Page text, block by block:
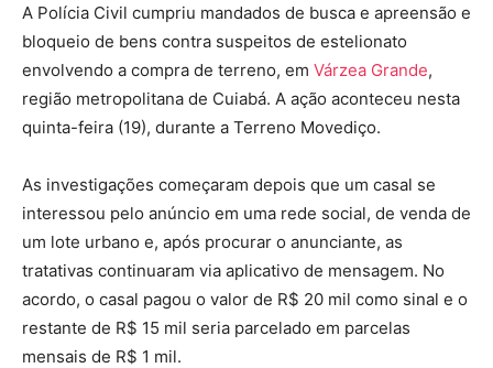
A Polícia Civil cumpriu mandados de busca e apreensão e
bloqueio de bens contra suspeitos de estelionato
envolvendo a compra de terreno, em Várzea Grande,
região metropolitana de Cuiabá. A ação aconteceu nesta
quinta-feira (19), durante a Terreno Movediço.
As investigações começaram depois que um casal se
interessou pelo anúncio em uma rede social, de venda de
um lote urbano e, após procurar o anunciante, as
tratativas continuaram via aplicativo de mensagem. No
acordo, o casal pagou o valor de R$ 20 mil como sinal e o
restante de R$ 15 mil seria parcelado em parcelas
mensais de R$ 1 mil.